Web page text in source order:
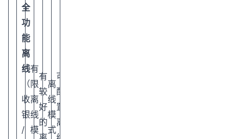
全
功
能
离
线
（
收
银
/
有
限
离
线
模
有
较
好
的
离
线
模
式
可
配
置
离